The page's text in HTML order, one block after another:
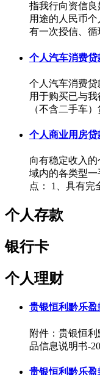
指我行向资信
用途的人民币
有一次授信、循
个人汽车消费贷
个人汽车消费贷
用于购买已与
（不含二手车
个人商业用房贷
向有稳定收入
域内的各类型
点： 1、具有完
个人存款
银行卡
个人理财
贵银恒利黔乐盈
附件：贵银恒
品信息说明书-
贵银恒利黔乐盈